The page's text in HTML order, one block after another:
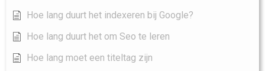
Hoe lang duurt het indexeren bij Google?
Hoe lang duurt het om Seo te leren
Hoe lang moet een titeltag zijn